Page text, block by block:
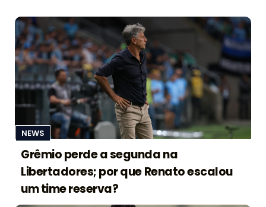
NEWS
Grêmio perde a segunda na
Libertadores; por que Renato escalou
um time reserva?